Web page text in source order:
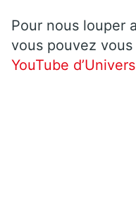
Pour nous louper
vous pouvez
YouTube